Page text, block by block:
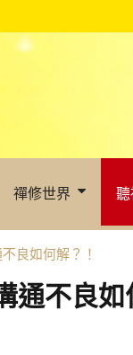
禪修世界 聽
良如何解？！
通不良如